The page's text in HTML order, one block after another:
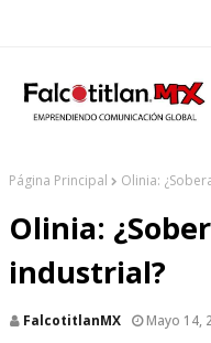
Página Principal Olinia:
Olinia:
industrial?
FalcotitlanMX Mayo 14,